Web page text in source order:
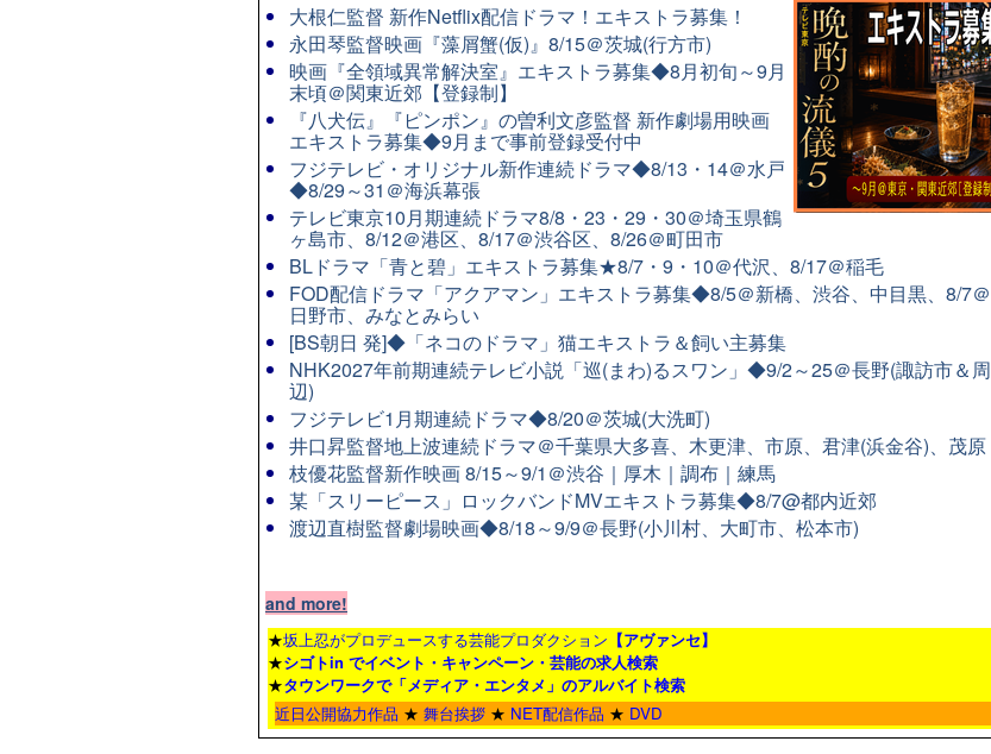
大根仁監督 新作Netflix配信ドラマ！エキストラ募集！
永田琴監督映画『藻屑蟹(仮)』8/15＠茨城(行方市)
映画『全領域異常解決室』エキストラ募集◆8月初旬～9月
末頃＠関東近郊【登録制】
『八犬伝』『ピンポン』の曽利文彦監督 新作劇場用映画
エキストラ募集◆9月まで事前登録受付中
フジテレビ・オリジナル新作連続ドラマ◆8/13・14＠水戸
◆8/29～31＠海浜幕張
テレビ東京10月期連続ドラマ8/8・23・29・30＠埼玉県鶴
ヶ島市、8/12＠港区、8/17＠渋谷区、8/26＠町田市
BLドラマ「青と碧」エキストラ募集★8/7・9・10＠代沢、8/17＠稲毛
FOD配信ドラマ「アクアマン」エキストラ募集◆8/5＠新橋、渋谷、中目黒、8/7＠
日野市、みなとみらい
[BS朝日 発]◆「ネコのドラマ」猫エキストラ＆飼い主募集
NHK2027年前期連続テレビ小説「巡(まわ)るスワン」◆9/2～25＠長野(諏訪市＆周
辺)
フジテレビ1月期連続ドラマ◆8/20＠茨城(大洗町)
井口昇監督地上波連続ドラマ＠千葉県大多喜、木更津、市原、君津(浜金谷)、茂原
枝優花監督新作映画 8/15～9/1＠渋谷｜厚木｜調布｜練馬
某「スリーピース」ロックバンドMVエキストラ募集◆8/7@都内近郊
渡辺直樹監督劇場映画◆8/18～9/9＠長野(小川村、大町市、松本市)
and more!
★坂上忍がプロデュースする芸能プロダクション 【アヴァンセ】
★シゴトin でイベント・キャンペーン・芸能の求人検索
★タウンワークで「メディア・エンタメ」のアルバイト検索
近日公開協力作品 ★ 舞台挨拶 ★ NET配信作品 ★ DVD